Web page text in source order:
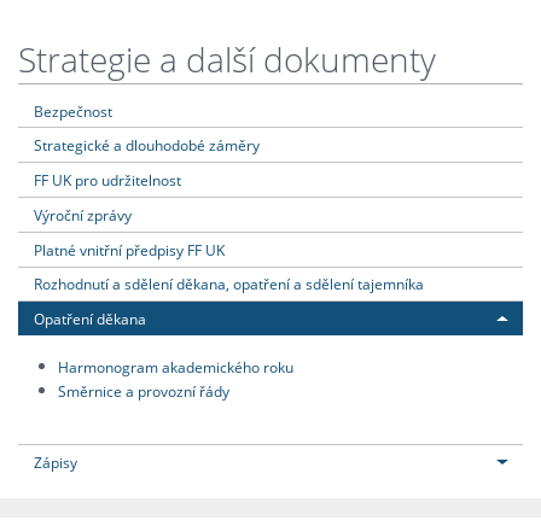
Strategie a další dokumenty
Bezpečnost
Strategické a dlouhodobé záměry
FF UK pro udržitelnost
Výroční zprávy
Platné vnitřní předpisy FF UK
Rozhodnutí a sdělení děkana, opatření a sdělení tajemníka
Opatření děkana
Harmonogram akademického roku
Směrnice a provozní řády
Zápisy